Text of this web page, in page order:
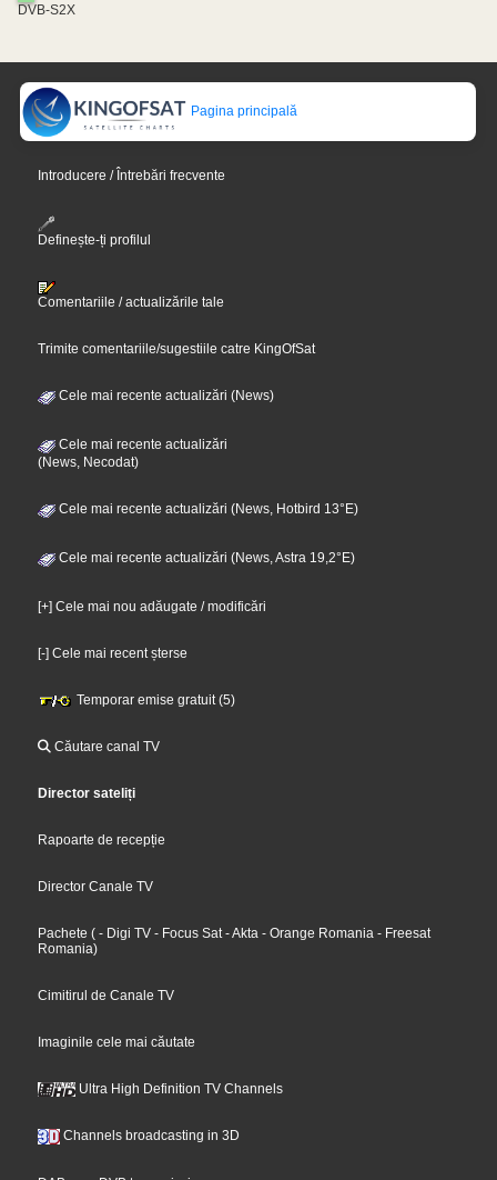
DVB-S2X
Pagina principală
Introducere / Întrebări frecvente
Definește-ți profilul
Comentariile / actualizările tale
Trimite comentariile/sugestiile catre KingOfSat
Cele mai recente actualizări (News)
Cele mai recente actualizări
(News, Necodat)
Cele mai recente actualizări (News, Hotbird 13°E)
Cele mai recente actualizări (News, Astra 19,2°E)
[+] Cele mai nou adăugate / modificări
[-] Cele mai recent șterse
Temporar emise gratuit (5)
Căutare canal TV
Director sateliți
Rapoarte de recepție
Director Canale TV
Pachete (- Digi TV - Focus Sat - Akta - Orange Romania - Freesat
Romania)
Cimitirul de Canale TV
Imaginile cele mai căutate
Ultra High Definition TV Channels
Channels broadcasting in 3D